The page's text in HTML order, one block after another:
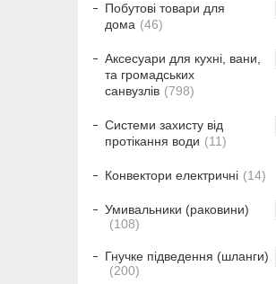
Побутові товари для
дома
46
Аксесуари для кухні, вани,
та громадських
санвузлів
798
Системи захисту від
протікання води
11
Конвектори електричні 14
Умивальники (раковини)
108
Гнучке підведення (шланги)
200